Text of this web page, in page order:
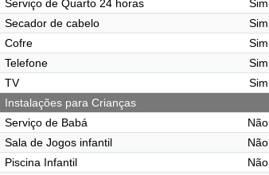
Serviço de Quarto 24 horas
Sim
Secador de cabelo
Sim
Cofre
Sim
Telefone
Sim
TV
Sim
Instalações para Crianças
Serviço de Babá
Não
Sala de Jogos infantil
Não
Piscina Infantil
Não